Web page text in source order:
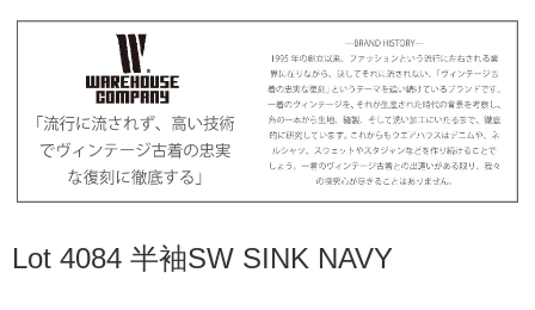
Lot 4084 半袖SW SINK NAVY